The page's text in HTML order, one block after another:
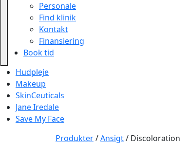
Personale
Find klinik
Kontakt
Finansiering
Book tid
Hudpleje
Makeup
SkinCeuticals
Jane Iredale
Save My Face
Produkter/Ansigt/ Discoloration